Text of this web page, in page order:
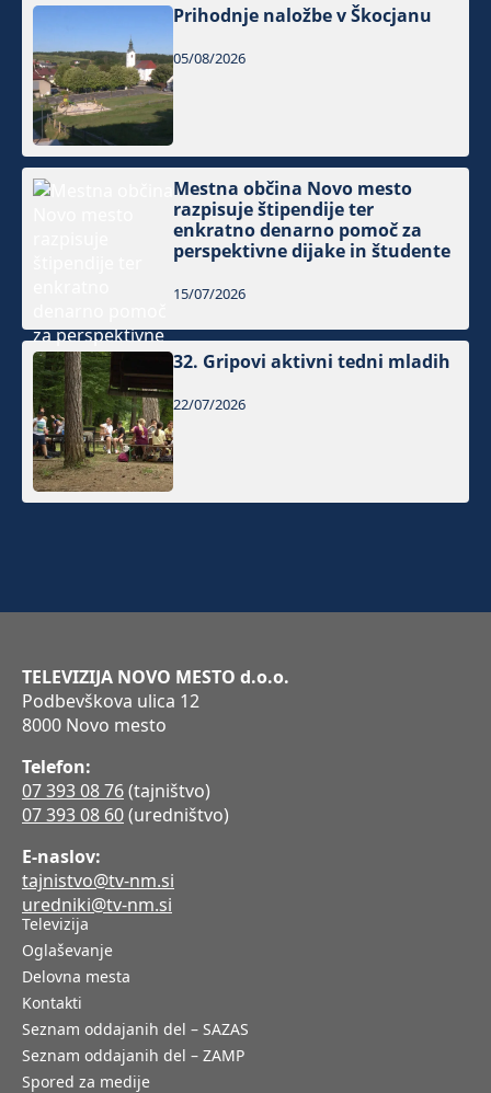
Prihodnje naložbe v Škocjanu
05/08/2026
Mestna občina Novo mesto
razpisuje štipendije ter
enkratno denarno pomoč za
perspektivne dijake in študente
15/07/2026
32. Gripovi aktivni tedni mladih
22/07/2026
TELEVIZIJA NOVO MESTO d.o.o.
Podbevškova ulica 12
8000 Novo mesto
Telefon:
07 393 08 76(tajništvo)
07 393 08 60(uredništvo)
E-naslov:
tajnistvo@tv-nm.si
uredniki@tv-nm.si
Televizija
Oglaševanje
Delovna mesta
Kontakti
Seznam oddajanih del – SAZAS
Seznam oddajanih del – ZAMP
Spored za medije